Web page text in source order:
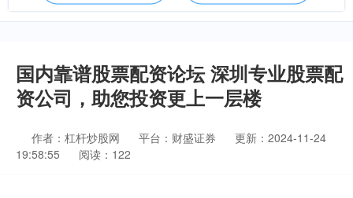
国内靠谱股票配资论坛 深圳专业股票配
资公司，助您投资更上一层楼
作者：杠杆炒股网 平台：财盛证券
更新：2024-11-24
19:58:55
阅读：122